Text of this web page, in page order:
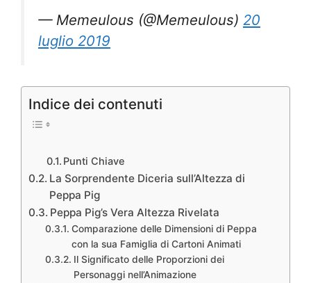
— Memeulous (@Memeulous) 20
luglio 2019
Indice dei contenuti
Punti Chiave
La Sorprendente Diceria sull’Altezza di
Peppa Pig
Peppa Pig’s Vera Altezza Rivelata
Comparazione delle Dimensioni di Peppa
con la sua Famiglia di Cartoni Animati
Il Significato delle Proporzioni dei
Personaggi nell’Animazione